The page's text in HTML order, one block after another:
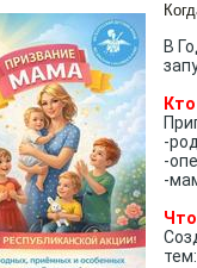
В
-
-
-
тем: